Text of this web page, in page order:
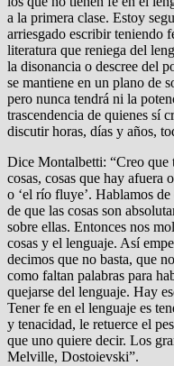
a la primera clase. Estoy
arriesgado escribir teniendo
literatura que reniega del
la disonancia o descree del
se mantiene en un plano de
pero nunca tendrá ni la
trascendencia de quienes sí
discutir horas, días y años,
Dice Montalbetti: “Creo que
cosas, cosas que hay afuera
o ‘el río fluye’. Hablamos de
de que las cosas son
sobre ellas. Entonces nos
cosas y el lenguaje. Así
decimos que no basta, que
como faltan palabras para
quejarse del lenguaje. Hay
Tener fe en el lenguaje es
y tenacidad, le retuerce el
que uno quiere decir. Los
Melville, Dostoievski”.